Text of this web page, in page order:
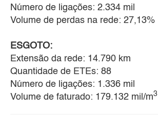
Número de ligações: 2.334 mil
Volume de perdas na rede: 27,13%
ESGOTO:
Extensão da rede: 14.790 km
Quantidade de ETEs: 88
Número de ligações: 1.336 mil
Volume de faturado: 179.132 mil/m3